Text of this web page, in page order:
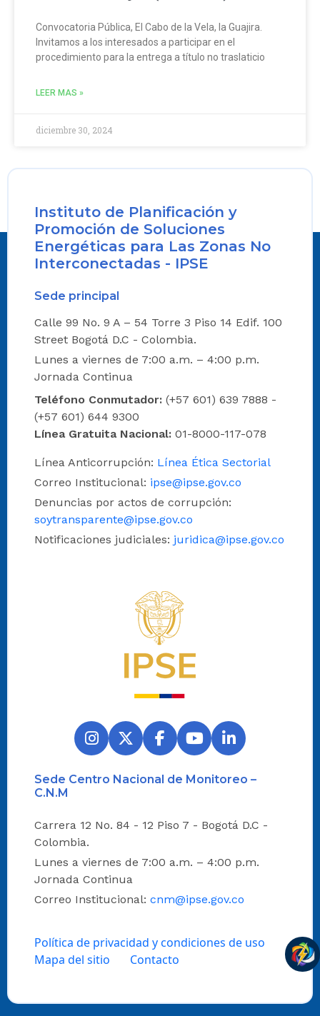
Convocatoria Pública, El Cabo de la Vela, la Guajira.
Invitamos a los interesados a participar en el
procedimiento para la entrega a título no traslaticio
LEER MAS »
diciembre 30, 2024
Instituto de Planificación y
Promoción de Soluciones
Energéticas para Las Zonas No
Interconectadas - IPSE
Sede principal
Calle 99 No. 9 A – 54 Torre 3 Piso 14 Edif. 100
Street Bogotá D.C - Colombia.
Lunes a viernes de 7:00 a.m. – 4:00 p.m.
Jornada Continua
Teléfono Conmutador: (+57 601) 639 7888 -
(+57 601) 644 9300
Línea Gratuita Nacional: 01-8000-117-078
Línea Anticorrupción: Línea Ética Sectorial
Correo Institucional: ipse@ipse.gov.co
Denuncias por actos de corrupción:
soytransparente@ipse.gov.co
Notificaciones judiciales: juridica@ipse.gov.co
Sede Centro Nacional de Monitoreo –
C.N.M
Carrera 12 No. 84 - 12 Piso 7 - Bogotá D.C -
Colombia.
Lunes a viernes de 7:00 a.m. – 4:00 p.m.
Jornada Continua
Correo Institucional: cnm@ipse.gov.co
Política de privacidad y condiciones de uso
Mapa del sitio
Contacto